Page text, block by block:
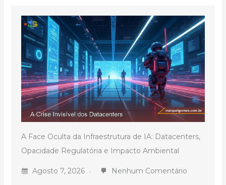
A Face Oculta da Infraestrutura de IA: Datacenters,
Opacidade Regulatória e Impacto Ambiental
Agosto 7, 2026 Nenhum Comentário